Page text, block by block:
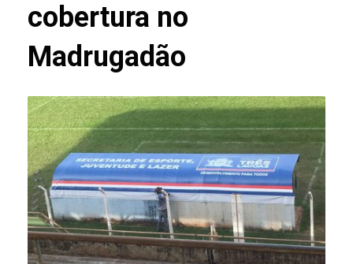
cobertura no
Madrugadão